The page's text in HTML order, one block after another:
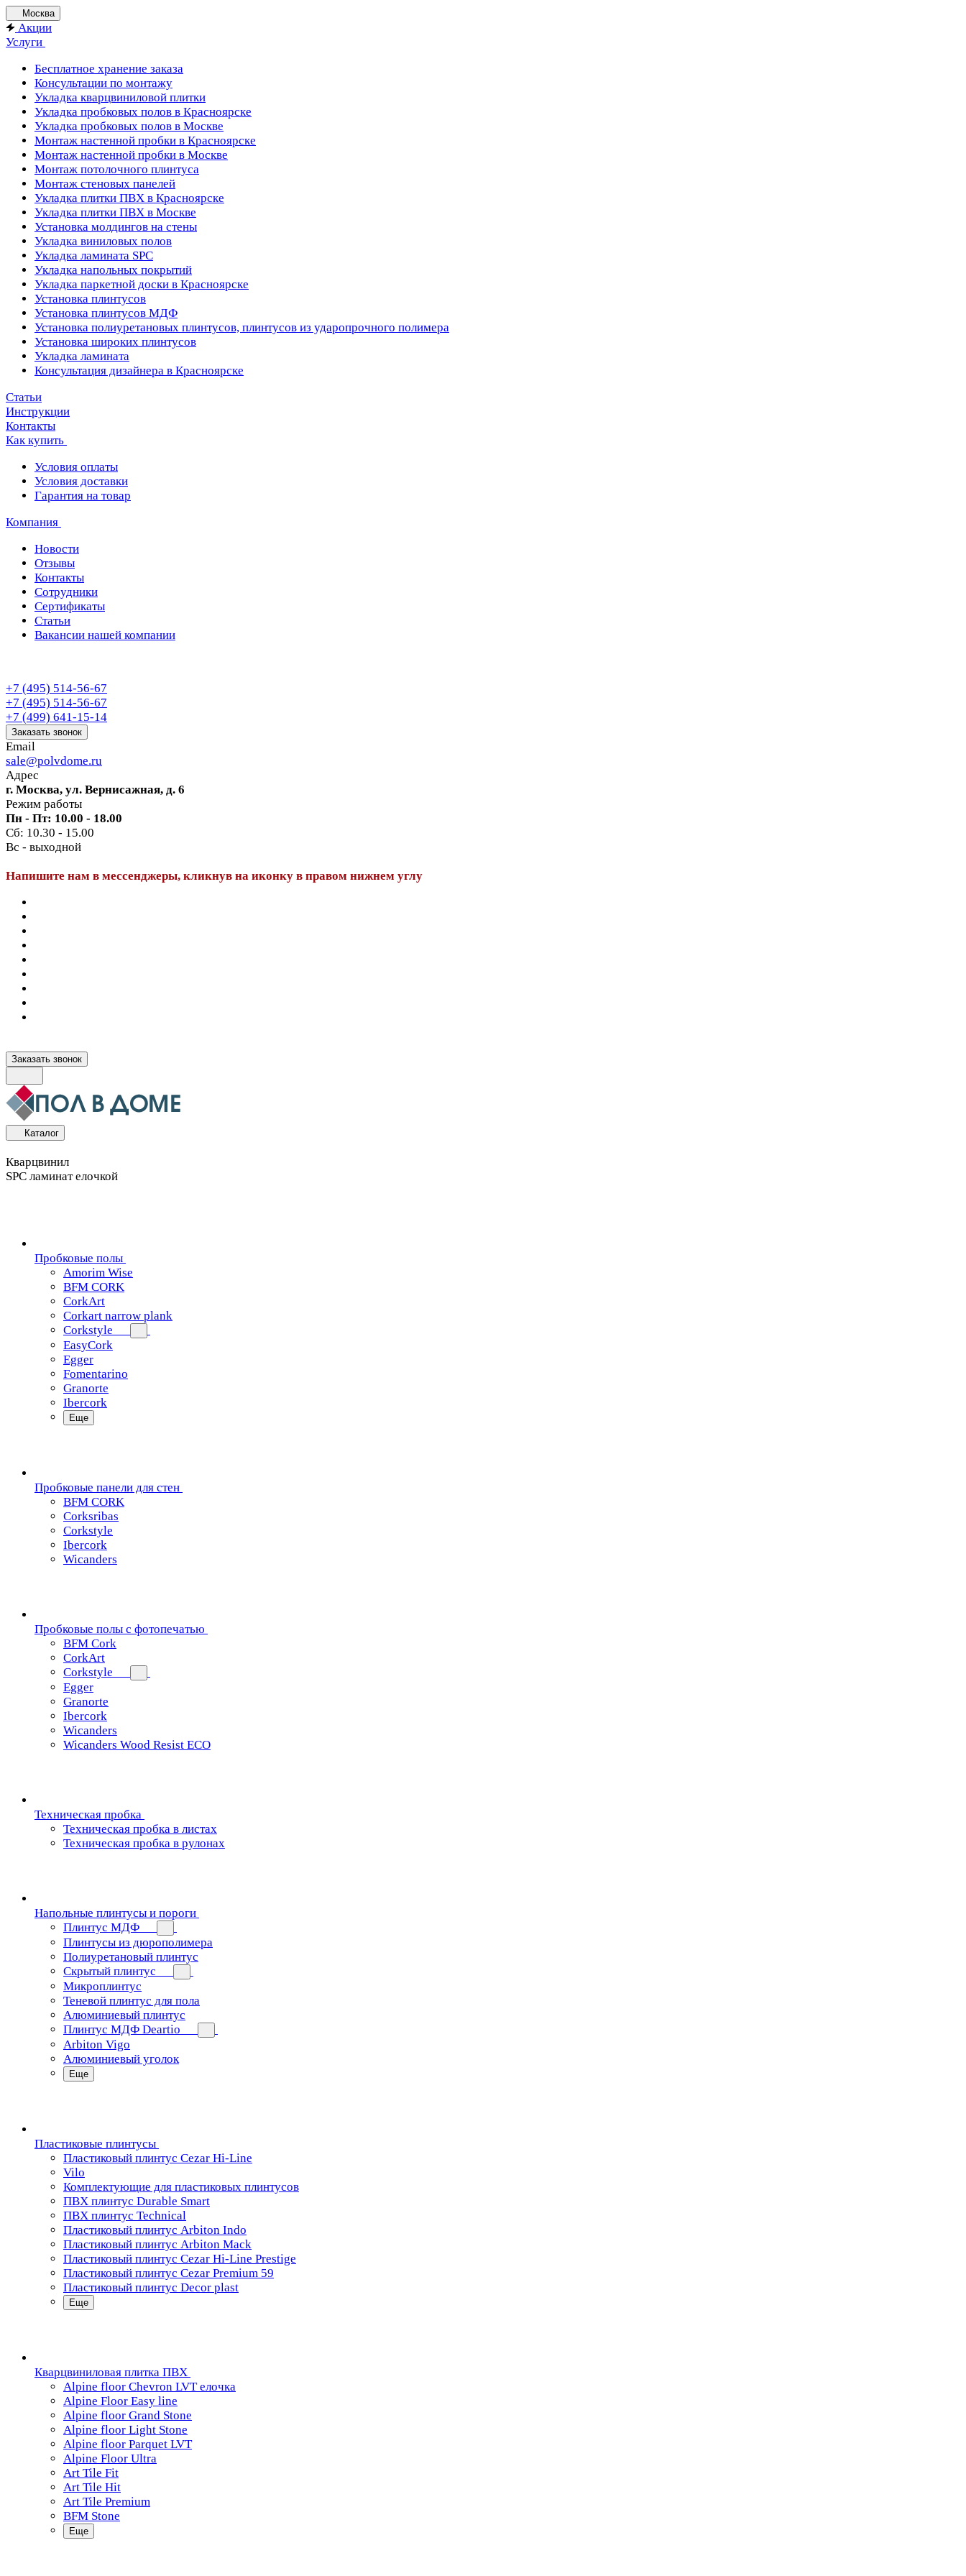
Москва
Акции
Услуги
Бесплатное хранение заказа
Консультации по монтажу
Укладка кварцвиниловой плитки
Укладка пробковых полов в Красноярске
Укладка пробковых полов в Москве
Монтаж настенной пробки в Красноярске
Монтаж настенной пробки в Москве
Монтаж потолочного плинтуса
Монтаж стеновых панелей
Укладка плитки ПВХ в Красноярске
Укладка плитки ПВХ в Москве
Установка молдингов на стены
Укладка виниловых полов
Укладка ламината SPC
Укладка напольных покрытий
Укладка паркетной доски в Красноярске
Установка плинтусов
Установка плинтусов МДФ
Установка полиуретановых плинтусов, плинтусов из ударопрочного полимера
Установка широких плинтусов
Укладка ламината
Консультация дизайнера в Красноярске
Статьи
Инструкции
Контакты
Как купить
Условия оплаты
Условия доставки
Гарантия на товар
Компания
Новости
Отзывы
Контакты
Сотрудники
Сертификаты
Статьи
Вакансии нашей компании
+7 (495) 514-56-67
+7 (495) 514-56-67
+7 (499) 641-15-14
Заказать звонок
Email
sale@polvdome.ru
Адрес
г. Москва, ул. Вернисажная, д. 6
Режим работы
Пн - Пт: 10.00 - 18.00
Сб: 10.30 - 15.00
Вс - выходной
Напишите нам в мессенджеры, кликнув на иконку в правом нижнем углу
Заказать звонок
Каталог
Кварцвинил
SPC ламинат елочкой
Пробковые полы
Amorim Wise
BFM CORK
CorkArt
Corkart narrow plank
Corkstyle
EasyCork
Egger
Fomentarino
Granorte
Ibercork
Еще
Пробковые панели для стен
BFM CORK
Corksribas
Corkstyle
Ibercork
Wicanders
Пробковые полы с фотопечатью
BFM Cork
CorkArt
Corkstyle
Egger
Granorte
Ibercork
Wicanders
Wicanders Wood Resist ECO
Техническая пробка
Техническая пробка в листах
Техническая пробка в рулонах
Напольные плинтусы и пороги
Плинтус МДФ
Плинтусы из дюрополимера
Полиуретановый плинтус
Скрытый плинтус
Микроплинтус
Теневой плинтус для пола
Алюминиевый плинтус
Плинтус МДФ Deartio
Arbiton Vigo
Алюминиевый уголок
Еще
Пластиковые плинтусы
Пластиковый плинтус Cezar Hi-Line
Vilo
Комплектующие для пластиковых плинтусов
ПВХ плинтус Durable Smart
ПВХ плинтус Technical
Пластиковый плинтус Arbiton Indo
Пластиковый плинтус Arbiton Mack
Пластиковый плинтус Cezar Hi-Line Prestige
Пластиковый плинтус Cezar Premium 59
Пластиковый плинтус Decor plast
Еще
Кварцвиниловая плитка ПВХ
Alpine floor Chevron LVT елочка
Alpine Floor Easy line
Alpine floor Grand Stone
Alpine floor Light Stone
Alpine floor Parquet LVT
Alpine Floor Ultra
Art Tile Fit
Art Tile Hit
Art Tile Premium
BFM Stone
Еще